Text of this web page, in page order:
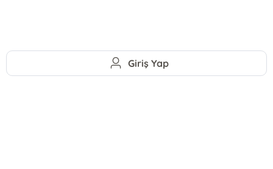
Giriş Yap